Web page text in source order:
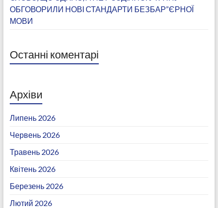
ОБГОВОРИЛИ НОВІ СТАНДАРТИ БЕЗБАР”ЄРНОЇ
МОВИ
Останні коментарі
Архіви
Липень 2026
Червень 2026
Травень 2026
Квітень 2026
Березень 2026
Лютий 2026